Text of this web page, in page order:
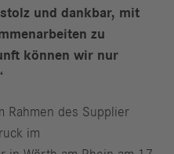
und dankbar, mit
zu
können wir nur
Rahmen des Supplier
im